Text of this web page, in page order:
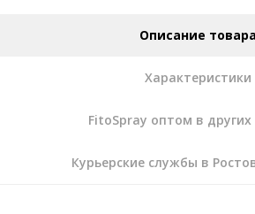
Описание товара
Характеристики
FitoSpray оптом в других
Курьерские службы в